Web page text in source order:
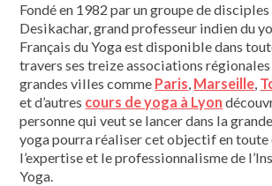
Fondé en 1982 par un groupe de disciples
Desikachar, grand professeur indien du
Français du Yoga est disponible dans
travers ses treize associations
grandes villes comme Paris, Marseille,
et d’autres cours de yoga à Lyon
personne qui veut se lancer dans la
yoga pourra réaliser cet objectif en toute
l’expertise et le professionnalisme de
Yoga.